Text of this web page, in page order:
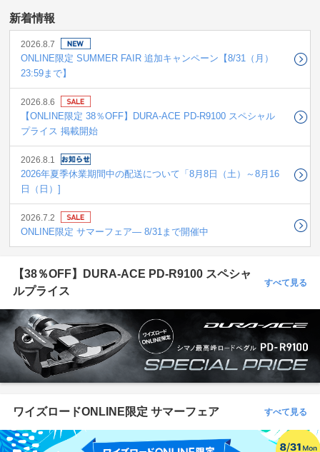
2026.8.7
ONLINE限定 SUMMER FAIR 追加キャンペーン【8/31（月）
23:59まで】
2026.8.6
【ONLINE限定 38％OFF】DURA-ACE PD-R9100 スペシャル
プライス 掲載開始
2026.8.1
2026年夏季休業期間中の配送について「8月8日（土）～8月16
日（日）]
2026.7.2
ONLINE限定 サマーフェア― 8/31まで開催中
【38％OFF】DURA-ACE PD-R9100 スペシャ
ルプライス
すべて見る
ワイズロードONLINE限定 サマーフェア すべて見る